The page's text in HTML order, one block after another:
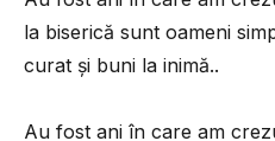
la biserică sunt oameni
curat și buni la inimă..
Au fost ani în care am